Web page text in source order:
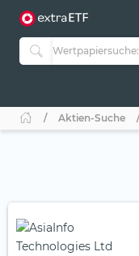
ETF-Guide 2.0
Guide Aktive ETFs
ETF-Sparpläne
Aktien-Suche